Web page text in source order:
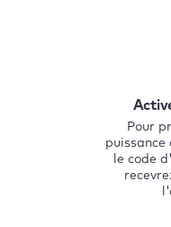
Pour
puissance
le code